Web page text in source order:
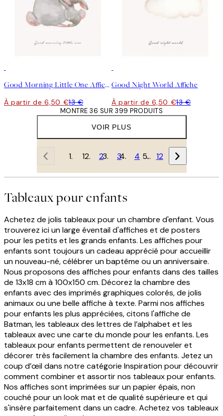
Good Morning Little One Affiche
À partir de 6,50 €13 €
Good Night World Affiche
À partir de 6,50 €13 €
VOIR PLUS
MONTRE 36 SUR 399 PRODUITS
1 2 3 4 … 12
Tableaux pour enfants
Achetez de jolis tableaux pour un chambre d'enfant. Vous
trouverez ici un large éventail d'affiches et de posters
pour les petits et les grands enfants. Les affiches pour
enfants sont toujours un cadeau apprécié pour accueillir
un nouveau-né, célébrer un baptême ou un anniversaire.
Nous proposons des affiches pour enfants dans des tailles
de 13x18 cm à100x150 cm. Décorez la chambre des
enfants avec des imprimés graphiques colorés, de jolis
animaux ou une belle affiche à texte. Parmi nos affiches
pour enfants les plus appréciées, citons l'affiche de
Batman, les tableaux des lettres de l’alphabet et les
tableaux avec une carte du monde pour les enfants. Les
tableaux pour enfants permettent de renouveler et
décorer très facilement la chambre des enfants. Jetez un
coup d’œil dans notre catégorie Inspiration pour découvrir
comment combiner et assortir nos tableaux pour enfants.
Nos affiches sont imprimées sur un papier épais, non
couché pour un look mat et de qualité supérieure et qui
s'insère parfaitement dans un cadre. Achetez vos tableaux